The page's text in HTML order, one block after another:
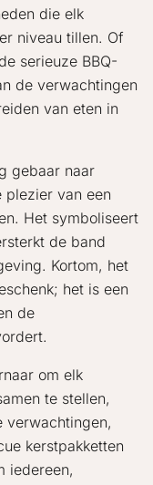
die elk
niveau tillen. Of
serieuze BBQ-
de verwachtingen
van eten in
gebaar naar
plezier van een
Het symboliseert
de band
Kortom, het
het is een
de
om elk
te stellen,
verwachtingen,
kerstpakketten
iedereen,